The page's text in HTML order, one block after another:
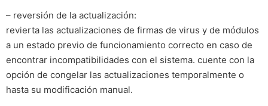
– reversión de la actualización:
revierta las actualizaciones de firmas de virus y de módulos
a un estado previo de funcionamiento correcto en caso de
encontrar incompatibilidades con el sistema. cuente con la
opción de congelar las actualizaciones temporalmente o
hasta su modificación manual.